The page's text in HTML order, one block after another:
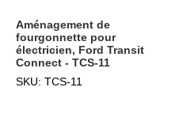
Aménagement de
fourgonnette pour
électricien, Ford Transit
Connect - TCS-11
SKU: TCS-11